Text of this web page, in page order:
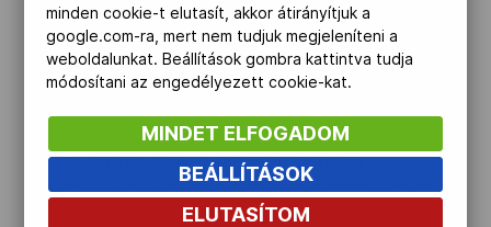
Adatbank
előnevezése is, ezzel máris
elkönyvelhetjük 45 nemzet kitűnőségeinek
indulását a pompás debreceni uszodában.
hogy 15-15 férfi és női úszójuk rajthoz
állását tervezik, s jelezték: minden
második versenyzőre jut majd 1-1 kísérő
minden cookie-t elutasít, akkor átirányítjuk a
google.com-ra, mert nem tudjuk megjeleníteni a
weboldalunkat. Beállítások gombra kattintva tudja
módosítani az engedélyezett cookie-kat.
MINDET ELFOGADOM
BEÁLLÍTÁSOK
ELUTASÍTOM